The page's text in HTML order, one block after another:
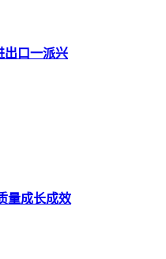
出口一派兴
量成长成效